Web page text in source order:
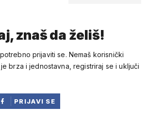
znaš da želiš!
prijaviti se. Nemaš korisnički
brza i jednostavna, registriraj se i uključi
PRIJAVI SE